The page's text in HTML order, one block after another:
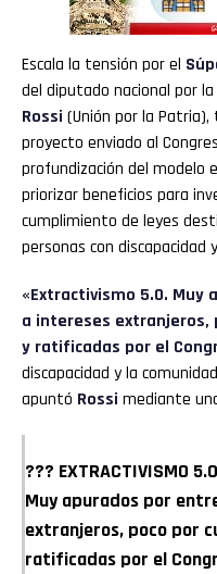
Escala la tensión por el
del diputado nacional por
Rossi (Unión por la
proyecto enviado al
profundización del modelo
priorizar beneficios para
cumplimiento de leyes
personas con discapacidad
«Extractivismo 5.0. Muy
a intereses extranjeros,
y ratificadas por el
discapacidad y la
apuntó Rossi mediante
??? EXTRACTIVISMO 5.0
Muy apurados por
extranjeros, poco por
ratificadas por el